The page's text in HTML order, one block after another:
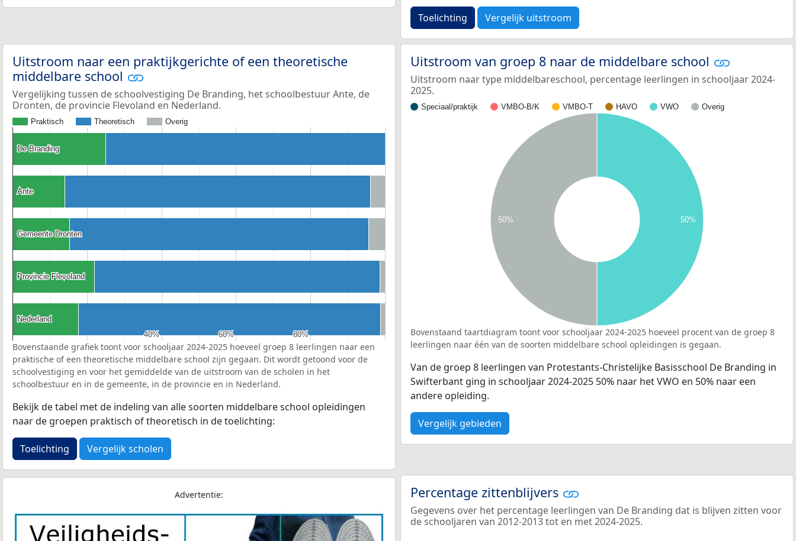
Toelichting Vergelijk uitstroom
Uitstroom naar een praktijkgerichte of een theoretische
middelbare school
Vergelijking tussen de schoolvestiging De Branding, het schoolbestuur Ante, de
Dronten, de provincie Flevoland en Nederland.
Praktisch Theoretisch Overig
40%
40% 60%
60% 80%
80%
De Branding
De Branding
Ante
Ante
Gemeente Dronten
Gemeente Dronten
Provincie Flevoland
Provincie Flevoland
Nederland
Nederland
Bovenstaande grafiek toont voor schooljaar 2024-2025 hoeveel groep 8 leerlingen naar een
praktische of een theoretische middelbare school zijn gegaan. Dit wordt getoond voor de
schoolvestiging en voor het gemiddelde van de uitstroom van de scholen in het
schoolbestuur en in de gemeente, in de provincie en in Nederland.
Bekijk de tabel met de indeling van alle soorten middelbare school opleidingen
naar de groepen praktisch of theoretisch in de toelichting:
Toelichting Vergelijk scholen
Uitstroom van groep 8 naar de middelbare school
Uitstroom naar type middelbareschool, percentage leerlingen in schooljaar 2024-
2025.
Speciaal/praktijk VMBO-B/K VMBO-T HAVO VWO Overig
50% 50%
Bovenstaand taartdiagram toont voor schooljaar 2024-2025 hoeveel procent van de groep 8
leerlingen naar één van de soorten middelbare school opleidingen is gegaan.
Van de groep 8 leerlingen van Protestants-Christelijke Basisschool De Branding in
Swifterbant ging in schooljaar 2024-2025 50% naar het VWO en 50% naar een
andere opleiding.
Vergelijk gebieden
Advertentie: Percentage zittenblijvers
Gegevens over het percentage leerlingen van De Branding dat is blijven zitten voor
de schooljaren van 2012-2013 tot en met 2024-2025.